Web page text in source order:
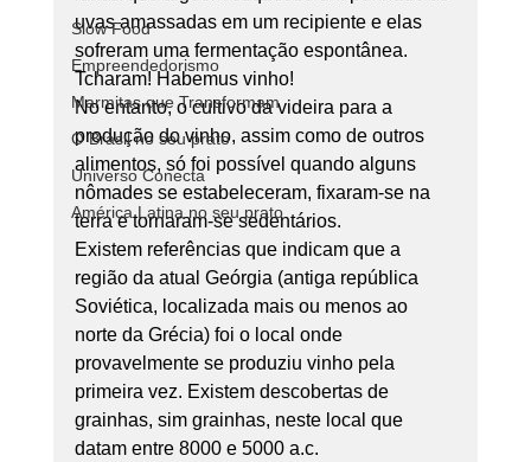
Slow Food
Empreendedorismo
Marmitas que Transformam
O Brasil no seu prato
Universo Conecta
América Latina no seu prato
uvas amassadas em um recipiente e elas
sofreram uma fermentação espontânea.
Tcharam! Habemus vinho!
No entanto, o cultivo da videira para a
produção do vinho, assim como de outros
alimentos, só foi possível quando alguns
nômades se estabeleceram, fixaram-se na
terra e tornaram-se sedentários.
Existem referências que indicam que a
região da atual Geórgia (antiga república
Soviética, localizada mais ou menos ao
norte da Grécia) foi o local onde
provavelmente se produziu vinho pela
primeira vez. Existem descobertas de
grainhas, sim grainhas, neste local que
datam entre 8000 e 5000 a.c.